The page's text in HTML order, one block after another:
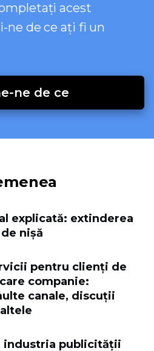
acest
ne de ce ați fi un
ne de ce
explicată: extinderea
nișă
pentru clienți de
companie:
canale, discuții
industria publicității